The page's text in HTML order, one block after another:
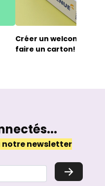
Créer un welcome kit
faire un carton!
notre newsletter
→